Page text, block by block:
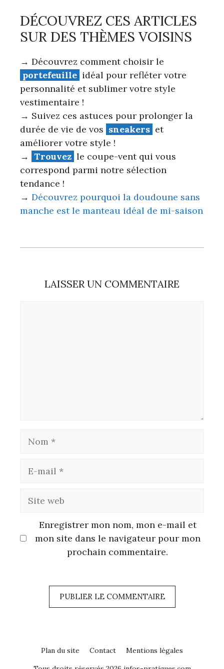
DÉCOUVREZ CES ARTICLES
SUR DES THÈMES VOISINS
→ Découvrez comment choisir le
portefeuille idéal pour refléter votre
personnalité et sublimer votre style
vestimentaire !
→ Suivez ces astuces pour prolonger la
durée de vie de vos sneakers et
améliorer votre style !
→ Trouvez le coupe-vent qui vous
correspond parmi notre sélection
tendance !
→ Découvrez pourquoi la doudoune sans
manche est le manteau idéal de mi-saison
LAISSER UN COMMENTAIRE
Enregistrer mon nom, mon e-mail et
mon site dans le navigateur pour mon
prochain commentaire.
Plan du site Contact
Mentions légales